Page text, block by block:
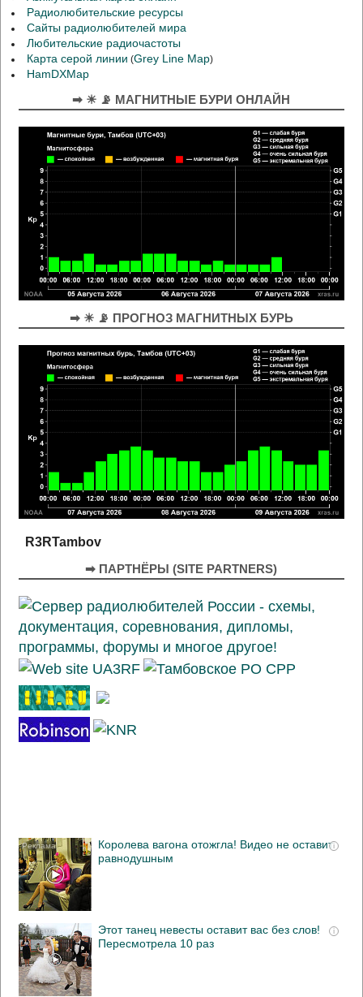
Радиолюбительские ресурсы
Сайты радиолюбителей мира
Любительские радиочастоты
Карта серой линии (Grey Line Map)
HamDXMap
➡ ☀ 📡 МАГНИТНЫЕ БУРИ ОНЛАЙН
➡ ☀ 📡 ПРОГНОЗ МАГНИТНЫХ БУРЬ
R3RTambov
➡ ПАРТНЁРЫ (SITE PARTNERS)
i
Королева вагона отожгла! Видео не оставит
равнодушным
i
Этот танец невесты оставит вас без слов!
Пересмотрела 10 раз